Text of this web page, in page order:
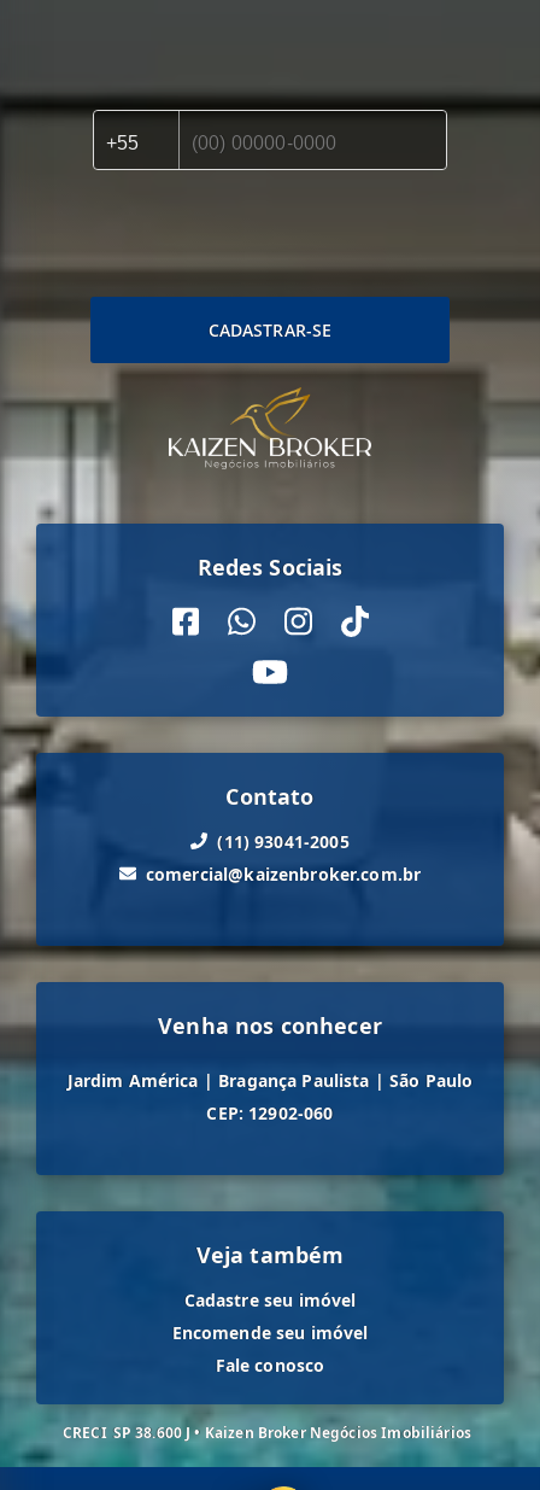
CADASTRAR-SE
Redes Sociais
Contato
(11) 93041-2005
comercial@kaizenbroker.com.br
Venha nos conhecer
Jardim América | Bragança Paulista | São Paulo
CEP: 12902-060
Veja também
Cadastre seu imóvel
Encomende seu imóvel
Fale conosco
CRECI SP 38.600 J • Kaizen Broker Negócios Imobiliários